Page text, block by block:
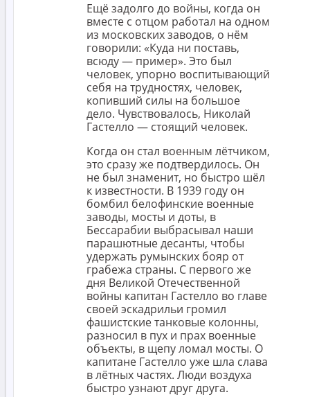
Ещё задолго до войны, когда он
вместе с отцом работал на одном
из московских заводов, о нём
говорили: «Куда ни поставь,
всюду — пример». Это был
человек, упорно воспитывающий
себя на трудностях, человек,
копивший силы на большое
дело. Чувствовалось, Николай
Гастелло — стоящий человек.
Когда он стал военным лётчиком,
это сразу же подтвердилось. Он
не был знаменит, но быстро шёл
к известности. В 1939 году он
бомбил белофинские военные
заводы, мосты и доты, в
Бессарабии выбрасывал наши
парашютные десанты, чтобы
удержать румынских бояр от
грабежа страны. С первого же
дня Великой Отечественной
войны капитан Гастелло во главе
своей эскадрильи громил
фашистские танковые колонны,
разносил в пух и прах военные
объекты, в щепу ломал мосты. О
капитане Гастелло уже шла слава
в лётных частях. Люди воздуха
быстро узнают друг друга.